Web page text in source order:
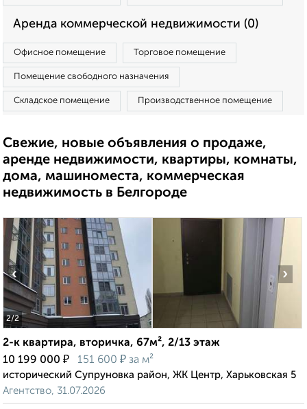
Аренда коммерческой недвижимости (0)
Офисное помещение Торговое помещение
Помещение свободного назначения
Складское помещение Производственное помещение
Свежие, новые объявления о продаже,
аренде недвижимости, квартиры, комнаты,
дома, машиноместа, коммерческая
недвижимость в Белгороде
2/2
‹ ›
2-к квартира, вторичка, 67м², 2/13 этаж
10 199 000 ₽ 151 600 ₽ за м²
исторический Супруновка район, ЖК Центр, Харьковская 5
Агентство, 31.07.2026